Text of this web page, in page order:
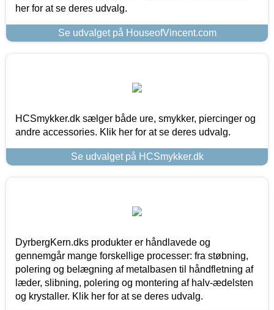
her for at se deres udvalg.
Se udvalget på HouseofVincent.com
HCSmykker.dk sælger både ure, smykker, piercinger og
andre accessories. Klik her for at se deres udvalg.
Se udvalget på HCSmykker.dk
DyrbergKern.dks produkter er håndlavede og
gennemgår mange forskellige processer: fra støbning,
polering og belægning af metalbasen til håndfletning af
læder, slibning, polering og montering af halv-ædelsten
og krystaller. Klik her for at se deres udvalg.